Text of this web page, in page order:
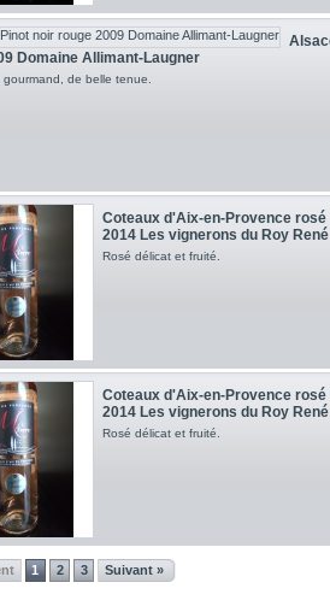
Domaine Allimant-Laugner
de belle tenue.
Coteaux d'Aix-en-Provence rosé
2014 Les vignerons du Roy René
Rosé délicat et fruité.
Coteaux d'Aix-en-Provence rosé
2014 Les vignerons du Roy René
Rosé délicat et fruité.
1 2 3 Suivant »